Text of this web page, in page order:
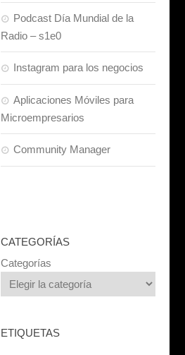
Podcast Día Mundial de la
Radio – s1e0
Instagram para los negocios
Aplicaciones Móviles para
Microempresarios
Community Manager
CATEGORÍAS
Categorías
ETIQUETAS